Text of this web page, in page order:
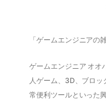
「ゲームエンジニアの雑
ゲームエンジニア オオ
人ゲーム、3D、ブロ
常便利ツールといった